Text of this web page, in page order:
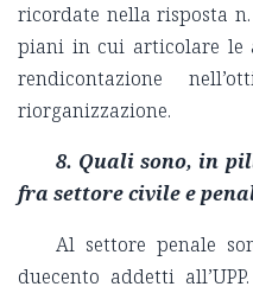
ricordate nella risposta
piani in cui articolare
rendicontazione
riorganizzazione.
8. Quali sono, in
fra settore civile e
Al settore penale
duecento addetti